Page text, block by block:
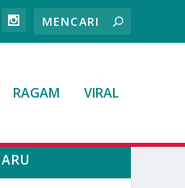
RAGAM VIRAL